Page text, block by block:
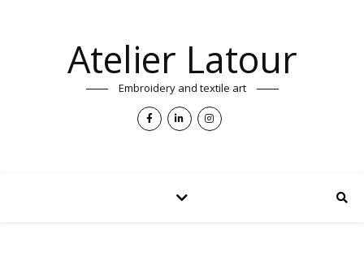
Atelier Latour
Embroidery and textile art